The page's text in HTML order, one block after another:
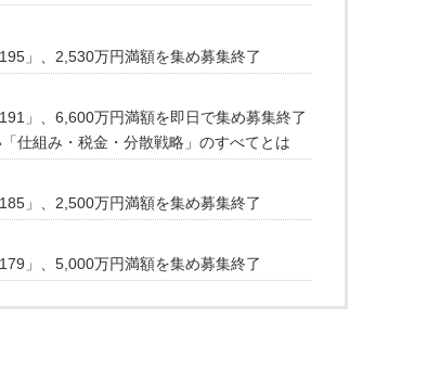
」、2,530万円満額を集め募集終了
」、6,600万円満額を即日で集め募集終了
仕組み・税金・分散戦略」のすべてとは
」、2,500万円満額を集め募集終了
」、5,000万円満額を集め募集終了